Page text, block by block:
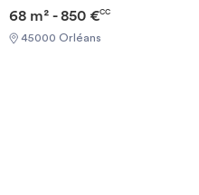
68 m² - 850 €CC
45000 Orléans